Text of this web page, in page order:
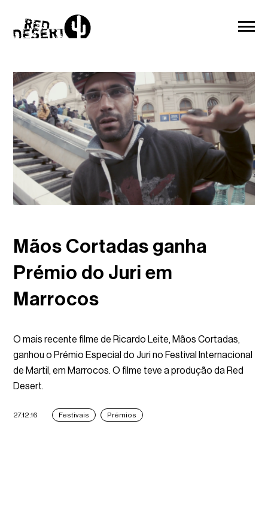
Mãos Cortadas ganha
Prémio do Juri em
Marrocos
O mais recente filme de Ricardo Leite, Mãos Cortadas,
ganhou o Prémio Especial do Juri no Festival Internacional
de Martil, em Marrocos. O filme teve a produção da Red
Desert.
27.12.16 Festivais Prémios